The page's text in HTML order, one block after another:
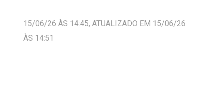
15/06/26 ÀS 14:45, ATUALIZADO EM 15/06/26
ÀS 14:51